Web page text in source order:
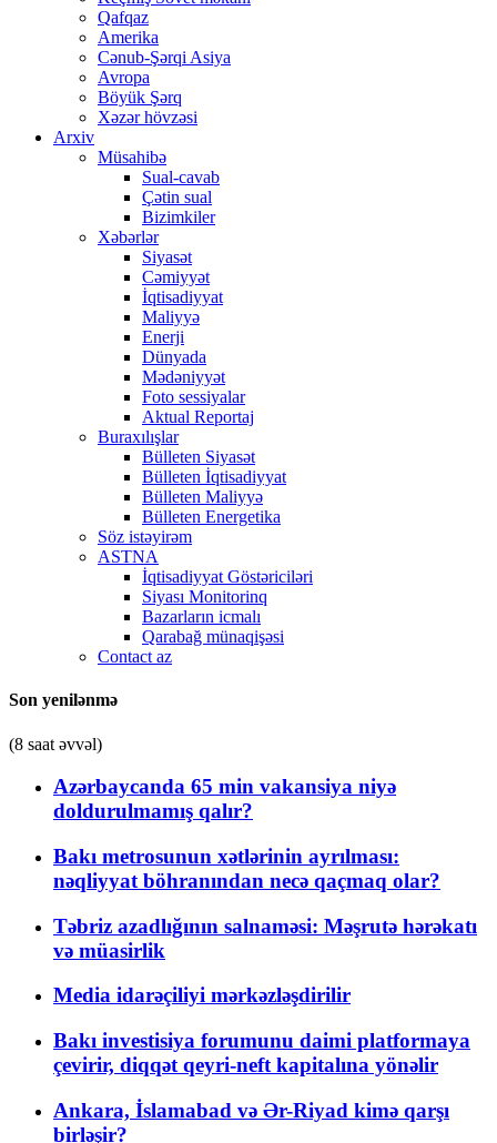
Qafqaz
Amerika
Cənub-Şərqi Asiya
Avropa
Böyük Şərq
Xəzər hövzəsi
Arxiv
Müsahibə
Sual-cavab
Çətin sual
Bizimkiler
Xəbərlər
Siyasət
Cəmiyyət
İqtisadiyyat
Maliyyə
Enerji
Dünyada
Mədəniyyət
Foto sessiyalar
Aktual Reportaj
Buraxılışlar
Bülleten Siyasət
Bülleten İqtisadiyyat
Bülleten Maliyyə
Bülleten Energetika
Söz istəyirəm
ASTNA
İqtisadiyyat Göstəriciləri
Siyası Monitorinq
Bazarların icmalı
Qarabağ münaqişəsi
Contact az
Son yenilənmə
(8 saat əvvəl)
Azərbaycanda 65 min vakansiya niyə
doldurulmamış qalır?
Bakı metrosunun xətlərinin ayrılması:
nəqliyyat böhranından necə qaçmaq olar?
Təbriz azadlığının salnaməsi: Məşrutə hərəkatı
və müasirlik
Media idarəçiliyi mərkəzləşdirilir
Bakı investisiya forumunu daimi platformaya
çevirir, diqqət qeyri-neft kapitalına yönəlir
Ankara, İslamabad və Ər-Riyad kimə qarşı
birləşir?